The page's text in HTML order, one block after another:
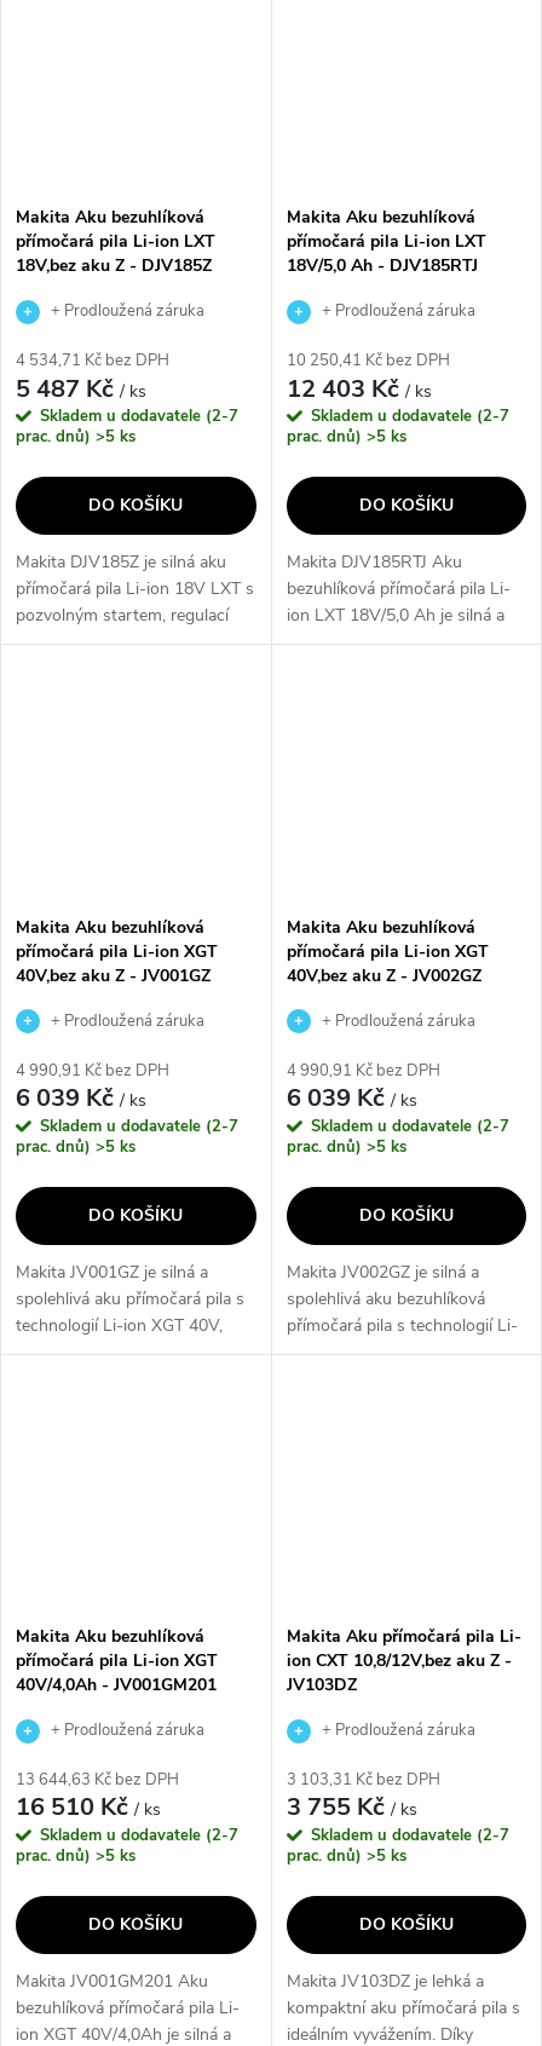
Makita Aku bezuhlíková
přímočará pila Li-ion LXT
18V,bez aku Z - DJV185Z
+ Prodloužená záruka
4 534,71 Kč bez DPH
5 487 Kč/ ks
Skladem u dodavatele (2-7
prac. dnů) >5 ks
DO KOŠÍKU
Makita DJV185Z je silná aku
přímočará pila Li-ion 18V LXT s
pozvolným startem, regulací
rychlosti a možností aretace
Makita Aku bezuhlíková
přímočará pila Li-ion LXT
18V/5,0 Ah - DJV185RTJ
+ Prodloužená záruka
10 250,41 Kč bez DPH
12 403 Kč/ ks
Skladem u dodavatele (2-7
prac. dnů) >5 ks
DO KOŠÍKU
Makita DJV185RTJ Aku
bezuhlíková přímočará pila Li-
ion LXT 18V/5,0 Ah je silná a
spolehlivá aku pila s
Makita Aku bezuhlíková
přímočará pila Li-ion XGT
40V,bez aku Z - JV001GZ
+ Prodloužená záruka
4 990,91 Kč bez DPH
6 039 Kč/ ks
Skladem u dodavatele (2-7
prac. dnů) >5 ks
DO KOŠÍKU
Makita JV001GZ je silná a
spolehlivá aku přímočará pila s
technologií Li-ion XGT 40V,
která umožňuje extrémní
Makita Aku bezuhlíková
přímočará pila Li-ion XGT
40V,bez aku Z - JV002GZ
+ Prodloužená záruka
4 990,91 Kč bez DPH
6 039 Kč/ ks
Skladem u dodavatele (2-7
prac. dnů) >5 ks
DO KOŠÍKU
Makita JV002GZ je silná a
spolehlivá aku bezuhlíková
přímočará pila s technologií Li-
ion XGT 40V, která umožňuje
Makita Aku bezuhlíková
přímočará pila Li-ion XGT
40V/4,0Ah - JV001GM201
+ Prodloužená záruka
13 644,63 Kč bez DPH
16 510 Kč/ ks
Skladem u dodavatele (2-7
prac. dnů) >5 ks
DO KOŠÍKU
Makita JV001GM201 Aku
bezuhlíková přímočará pila Li-
ion XGT 40V/4,0Ah je silná a
Makita Aku přímočará pila Li-
ion CXT 10,8/12V,bez aku Z -
JV103DZ
+ Prodloužená záruka
3 103,31 Kč bez DPH
3 755 Kč/ ks
Skladem u dodavatele (2-7
prac. dnů) >5 ks
DO KOŠÍKU
Makita JV103DZ je lehká a
kompaktní aku přímočará pila s
ideálním vyvážením. Díky